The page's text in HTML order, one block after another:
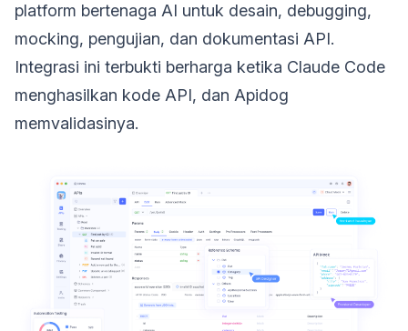
platform bertenaga AI untuk desain, debugging,
mocking, pengujian, dan dokumentasi API.
Integrasi ini terbukti berharga ketika Claude Code
menghasilkan kode API, dan Apidog
memvalidasinya.